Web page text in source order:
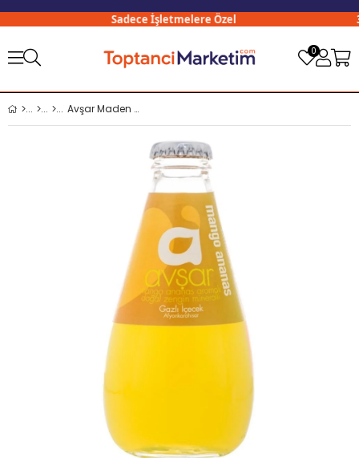
Sadece İşletmelere Özel
0
Avşar Maden Suyu Mango 200 Ml x24 lü Koli